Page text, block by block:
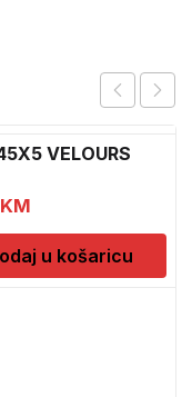
VELOURS
KM
u košaricu